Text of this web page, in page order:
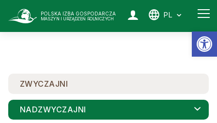
POLSKA IZBA GOSPODARCZA
MASZYN I URZĄDZEŃ ROLNICZYCH PL
ZWYCZAJNI
NADZWYCZAJNI